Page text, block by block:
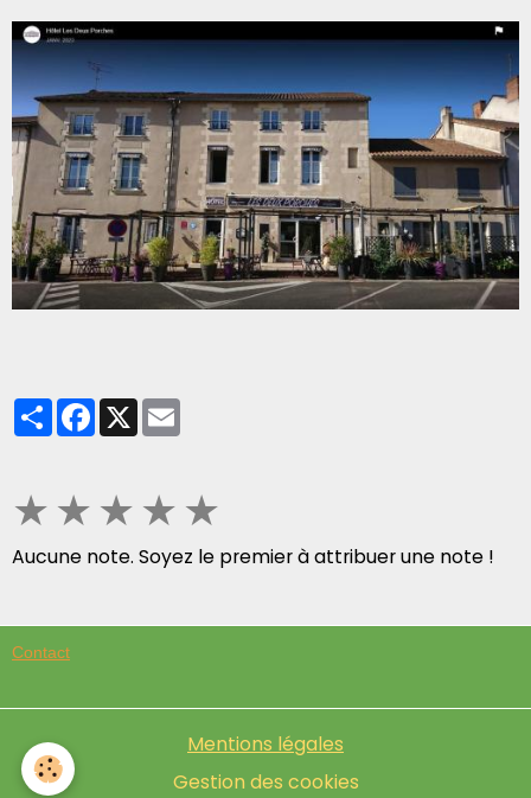
PartagerFacebook
X
★★★★★
Aucune note. Soyez le premier à attribuer une note !
Contact
Mentions légales
Gestion des cookies